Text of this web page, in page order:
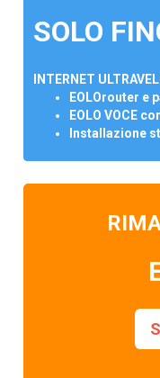
SOLO
INTERNET
EOLOrouter e
EOLO VOCE
Installazione